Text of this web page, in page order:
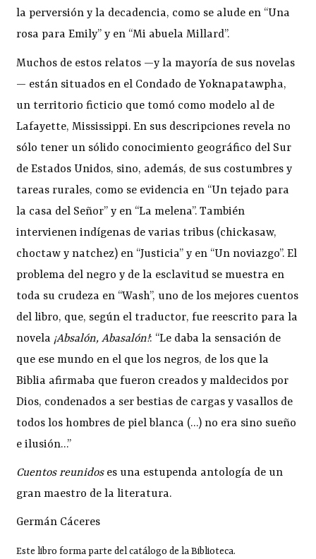
la perversión y la decadencia, como se alude en “Una
rosa para Emily” y en “Mi abuela Millard”.
Muchos de estos relatos —y la mayoría de sus novelas
— están situados en el Condado de Yoknapatawpha,
un territorio ficticio que tomó como modelo al de
Lafayette, Mississippi. En sus descripciones revela no
sólo tener un sólido conocimiento geográfico del Sur
de Estados Unidos, sino, además, de sus costumbres y
tareas rurales, como se evidencia en “Un tejado para
la casa del Señor” y en “La melena”. También
intervienen indígenas de varias tribus (chickasaw,
choctaw y natchez) en “Justicia” y en “Un noviazgo”. El
problema del negro y de la esclavitud se muestra en
toda su crudeza en “Wash”, uno de los mejores cuentos
del libro, que, según el traductor, fue reescrito para la
novela ¡Absalón, Abasalón!: “Le daba la sensación de
que ese mundo en el que los negros, de los que la
Biblia afirmaba que fueron creados y maldecidos por
Dios, condenados a ser bestias de cargas y vasallos de
todos los hombres de piel blanca (…) no era sino sueño
e ilusión…”
Cuentos reunidoses una estupenda antología de un
gran maestro de la literatura.
Germán Cáceres
Este libro forma parte del catálogo de la Biblioteca.